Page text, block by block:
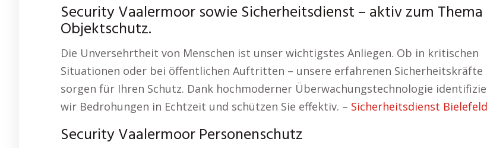
Security Vaalermoor sowie Sicherheitsdienst – aktiv zum Thema
Objektschutz.
Die Unversehrtheit von Menschen ist unser wichtigstes Anliegen. Ob in kritischen
Situationen oder bei öffentlichen Auftritten – unsere erfahrenen Sicherheitskräfte
sorgen für Ihren Schutz. Dank hochmoderner Überwachungstechnologie
wir Bedrohungen in Echtzeit und schützen Sie effektiv. – Sicherheitsdienst Bielefeld
Security Vaalermoor Personenschutz